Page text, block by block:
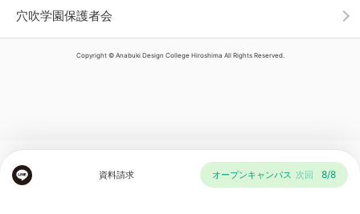
穴吹学園保護者会
資料請求 オープンキャンパス 次回 8/8
Copyright © Anabuki Design College Hiroshima All Rights Reserved.